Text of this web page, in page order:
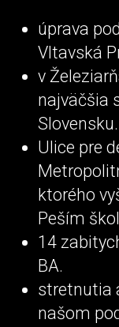
úprava
Vltavská
v
najväčšia
Ulice pre
ktorého
Peším
14
BA.
stretnutia
našom